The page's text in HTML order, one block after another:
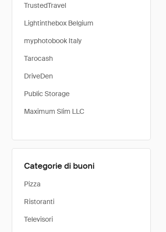
TrustedTravel
Lightinthebox Belgium
myphotobook Italy
Tarocash
DriveDen
Public Storage
Maximum Slim LLC
Categorie di buoni
Pizza
Ristoranti
Televisori